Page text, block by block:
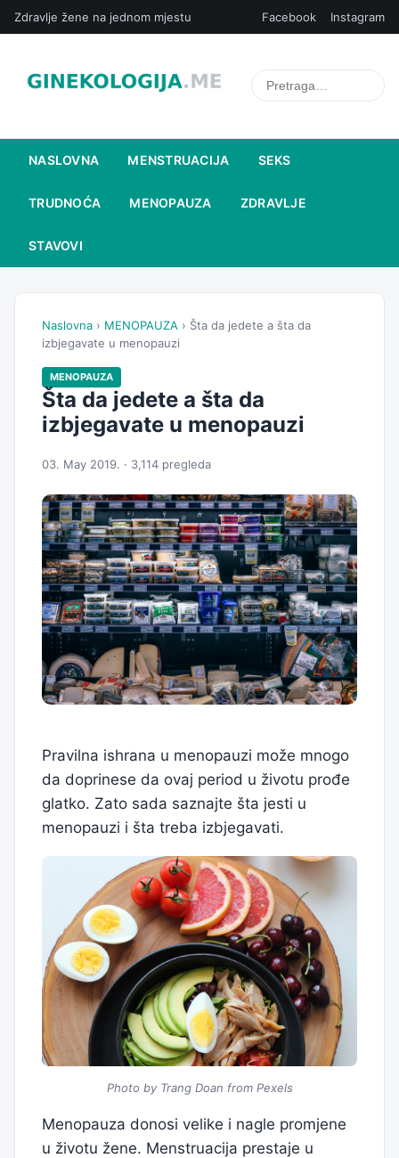
Zdravlje žene na jednom mjestu Facebook Instagram
NASLOVNA MENSTRUACIJA SEKS
TRUDNOĆA MENOPAUZA ZDRAVLJE
STAVOVI
Naslovna › MENOPAUZA › Šta da jedete a šta da
izbjegavate u menopauzi
MENOPAUZA
Šta da jedete a šta da
izbjegavate u menopauzi
03. May 2019. · 3,114 pregleda
Pravilna ishrana u menopauzi može mnogo
da doprinese da ovaj period u životu prođe
glatko. Zato sada saznajte šta jesti u
menopauzi i šta treba izbjegavati.
Photo by Trang Doan from Pexels
Menopauza donosi velike i nagle promjene
u životu žene. Menstruacija prestaje u